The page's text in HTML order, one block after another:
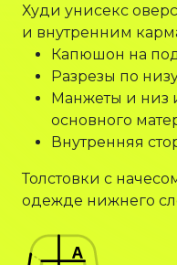
Худи унисекс
и внутренним
Капюшон на
Разрезы по
Манжеты и низ
основного
Внутренняя
Толстовки с
одежде нижнего